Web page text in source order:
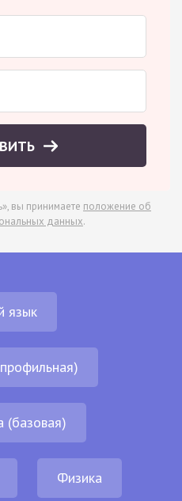
вы принимаете положение об
данных.
язык
(базовая)
Физика